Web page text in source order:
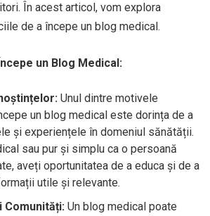
În acest articol, vom explora
de a începe un blog medical.
un Blog Medical:
Unul dintre motivele
un blog medical este dorința de a
și experiențele în domeniul sănătății.
sau pur și simplu ca o persoană
aveți oportunitatea de a educa și de a
utile și relevante.
Comunități: Un blog medical poate